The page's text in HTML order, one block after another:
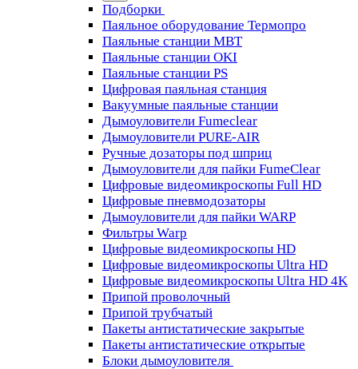
Подборки
Паяльное оборудование Термопро
Паяльные станции MBT
Паяльные станции OKI
Паяльные станции PS
Цифровая паяльная станция
Вакуумные паяльные станции
Дымоуловители Fumeclear
Дымоуловители PURE-AIR
Ручные дозаторы под шприц
Дымоуловители для пайки FumeClear
Цифровые видеомикроскопы Full HD
Цифровые пневмодозаторы
Дымоуловители для пайки WARP
Фильтры Warp
Цифровые видеомикроскопы HD
Цифровые видеомикроскопы Ultra HD
Цифровые видеомикроскопы Ultra HD 4K
Припой проволочный
Припой трубчатый
Пакеты антистатические закрытые
Пакеты антистатические открытые
Блоки дымоуловителя